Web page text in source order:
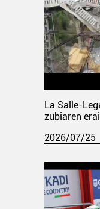
La Salle-
zubiaren
2026/07/25